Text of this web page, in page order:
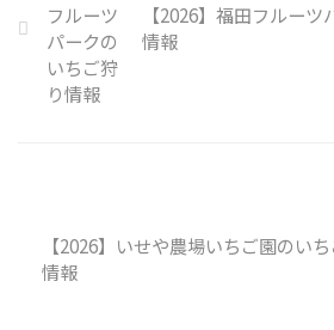
【2026】福田フルー
情報
【2026】いせや農場いちご園のい
情報